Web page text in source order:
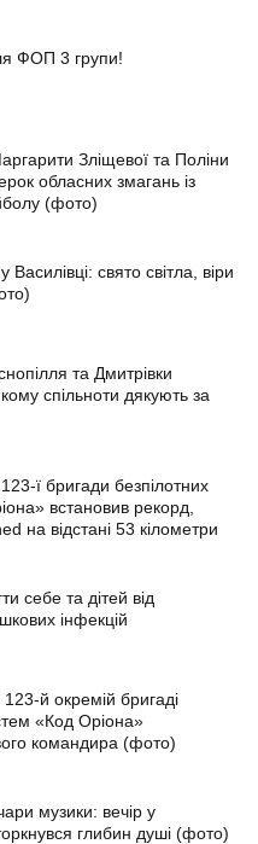
ФОП 3 групи!
Зліщевої та Поліни
обласних змагань із
(фото)
свято світла, віри
та Дмитрівки
спільноти дякують за
ї бригади безпілотних
встановив рекорд,
на відстані 53 кілометри
себе та дітей від
інфекцій
123-й окремій бригаді
«Код Оріона»
командира (фото)
музики: вечір у
глибин душі (фото)